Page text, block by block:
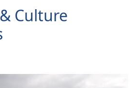
Culture